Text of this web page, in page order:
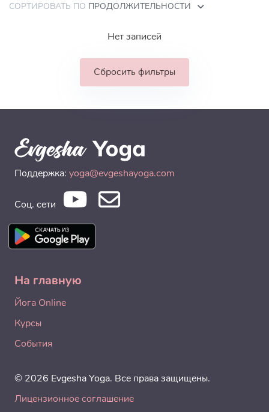
СОРТИРОВАТЬ ПО ПРОДОЛЖИТЕЛЬНОСТИ
Нет записей
Сбросить фильтры
Поддержка: yoga@evgeshayoga.com
Соц. сети
На главную
Йога Online
Курсы
События
© 2026 Evgesha Yoga. Все права защищены.
Лицензионное соглашение